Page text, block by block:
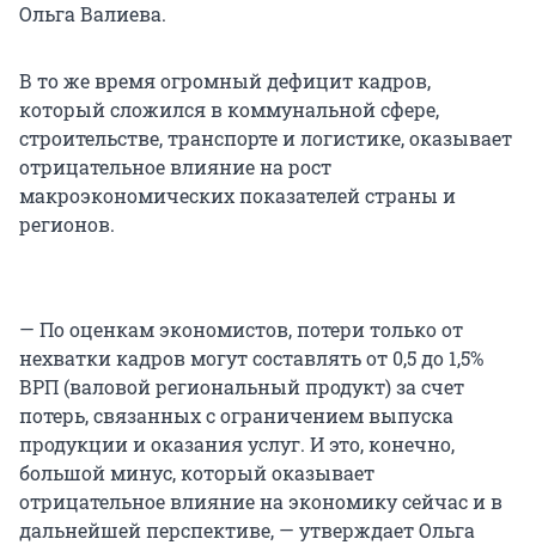
Ольга Валиева.
В то же время огромный дефицит кадров,
который сложился в коммунальной сфере,
строительстве, транспорте и логистике, оказывает
отрицательное влияние на рост
макроэкономических показателей страны и
регионов.
— По оценкам экономистов, потери только от
нехватки кадров могут составлять от 0,5 до 1,5%
ВРП (валовой региональный продукт) за счет
потерь, связанных с ограничением выпуска
продукции и оказания услуг. И это, конечно,
большой минус, который оказывает
отрицательное влияние на экономику сейчас и в
дальнейшей перспективе, — утверждает Ольга